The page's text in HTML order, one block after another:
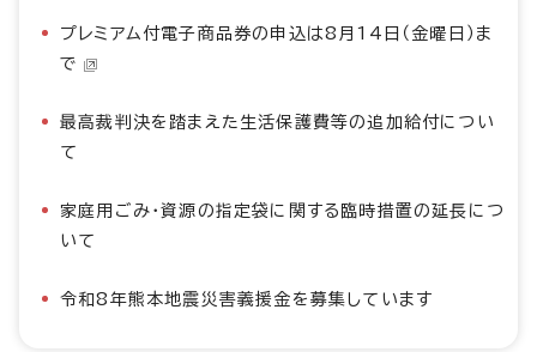
プレミアム付電子商品券の申込は8月14日（金曜日）ま
で
最高裁判決を踏まえた生活保護費等の追加給付につい
て
家庭用ごみ・資源の指定袋に関する臨時措置の延長につ
いて
令和8年熊本地震災害義援金を募集しています